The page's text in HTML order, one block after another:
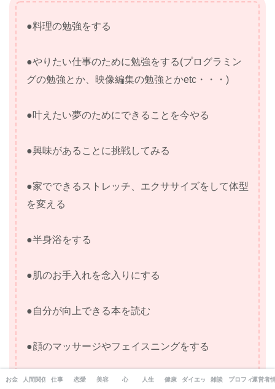
●料理の勉強をする
●やりたい仕事のために勉強をする(プログラミン
グの勉強とか、映像編集の勉強とかetc・・・)
●叶えたい夢のためにできることを今やる
●興味があることに挑戦してみる
●家でできるストレッチ、エクササイズをして体型
を変える
●半身浴をする
●肌のお手入れを念入りにする
●自分が向上できる本を読む
●顔のマッサージやフェイスニングをする
etc・・・
お金 人間関係 仕事 恋愛 美容 心 人生 健康 ダイエット雑談 プロフィール
運営者